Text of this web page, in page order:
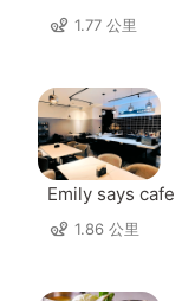
1.77 公里
Emily says cafe
1.86 公里